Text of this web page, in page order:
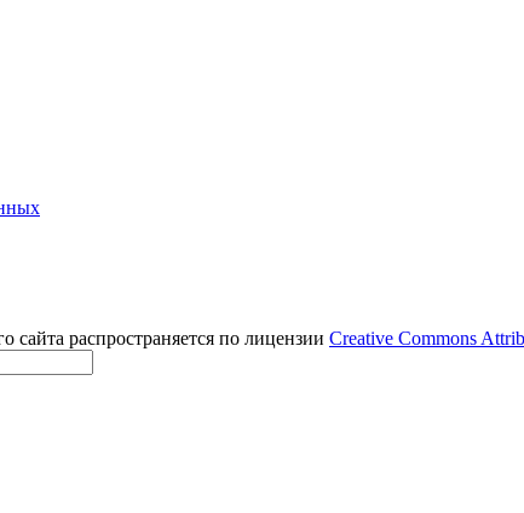
сайта распространяется по лицензии Creative Commons